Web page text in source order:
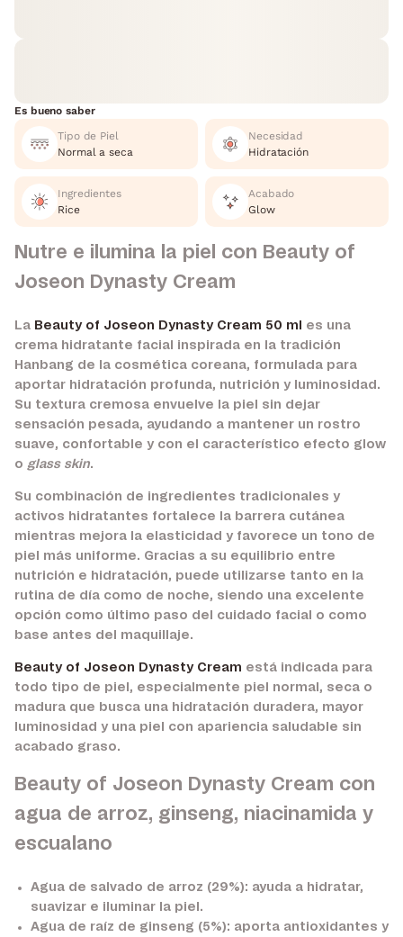
Es bueno saber
Tipo de Piel
Normal a seca
Necesidad
Hidratación
Ingredientes
Rice
Acabado
Glow
Nutre e ilumina la piel con Beauty of
Joseon Dynasty Cream
La Beauty of Joseon Dynasty Cream 50 ml
es una
crema hidratante facial inspirada en la tradición
Hanbang de la cosmética coreana, formulada para
aportar hidratación profunda, nutrición y luminosidad.
Su textura cremosa envuelve la piel sin dejar
sensación pesada, ayudando a mantener un rostro
suave, confortable y con el característico efecto glow
o glass skin.
Su combinación de ingredientes tradicionales y
activos hidratantes fortalece la barrera cutánea
mientras mejora la elasticidad y favorece un tono de
piel más uniforme. Gracias a su equilibrio entre
nutrición e hidratación, puede utilizarse tanto en la
rutina de día como de noche, siendo una excelente
opción como último paso del cuidado facial o como
base antes del maquillaje.
Beauty of Joseon Dynasty Cream está indicada para
todo tipo de piel, especialmente piel normal, seca o
madura que busca una hidratación duradera, mayor
luminosidad y una piel con apariencia saludable sin
acabado graso.
Beauty of Joseon Dynasty Cream con
agua de arroz, ginseng, niacinamida y
escualano
Agua de salvado de arroz (29%): ayuda a hidratar,
suavizar e iluminar la piel.
Agua de raíz de ginseng (5%): aporta antioxidantes y